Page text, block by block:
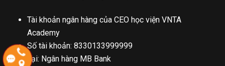
Tài khoản ngân hàng của CEO học viện VNTA
Academy
Số tài khoản: 8330133999999
Tại: Ngân hàng MB Bank